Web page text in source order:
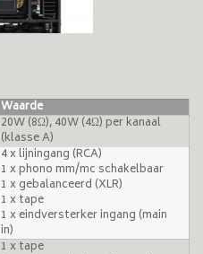
Waarde
20W (8Ω), 40W (4Ω) per kanaal
(klasse A)
4 x lijningang (RCA)
1 x phono mm/mc schakelbaar
1 x gebalanceerd (XLR)
1 x tape
1 x eindversterker ingang (main
in)
1 x tape